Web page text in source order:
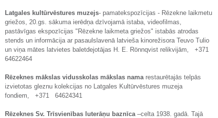
Latgales kultūrvēstures muzejs- pamatekspozīcijas - Rēzekne laikmetu
griežos, 20.gs. sākuma ierēdņa dzīvojamā istaba, videofilmas,
pastāvīgas ekspozīcijas "Rēzekne laikmeta griežos" istabās atrodas
stends un informācija ar pasaulslavenā latvieša kinorežisora Teuvo Tulio
un viņa mātes latvietes baletdejotājas H. E. Rönnqvist relikvijām, +371
64622464
Rēzeknes mākslas vidusskolas mākslas namarestaurētajās telpās
izvietotas gleznu kolekcijas no Latgales Kultūrvēstures muzeja
fondiem, +371 64624341
Rēzeknes Sv. Trīsvienības luterāņu baznīca–celta 1938. gadā. Tajā